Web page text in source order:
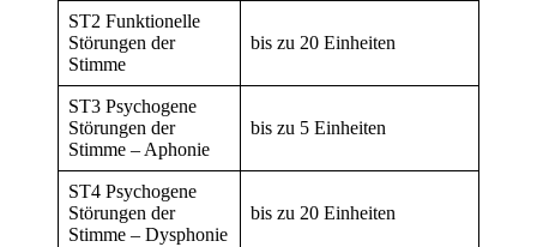
ST2 Funktionelle
Störungen der
Stimme
bis zu 20 Einheiten
ST3 Psychogene
Störungen der
Stimme – Aphonie
bis zu 5 Einheiten
ST4 Psychogene
Störungen der
Stimme – Dysphonie
bis zu 20 Einheiten